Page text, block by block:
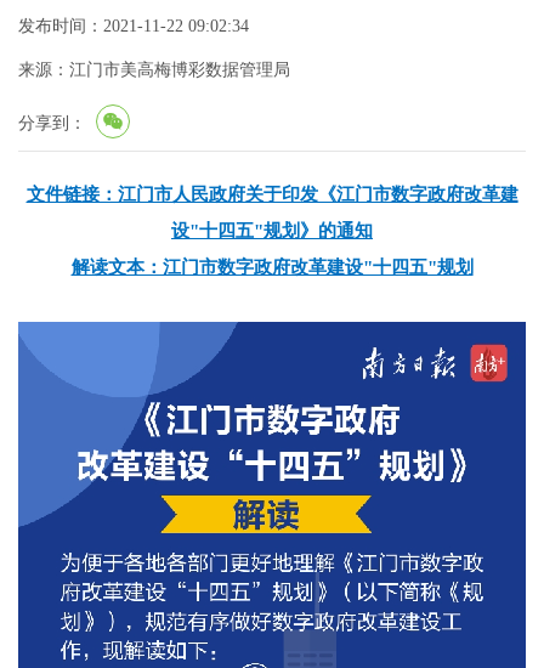
发布时间：2021-11-22 09:02:34
来源：江门市美高梅博彩数据管理局
分享到：
文件链接：江门市人民政府关于印发《江门市数字政府改革建
设"十四五"规划》的通知
解读文本：江门市数字政府改革建设"十四五"规划